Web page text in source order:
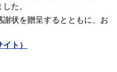
た。
状を贈呈するとともに、お
ト）